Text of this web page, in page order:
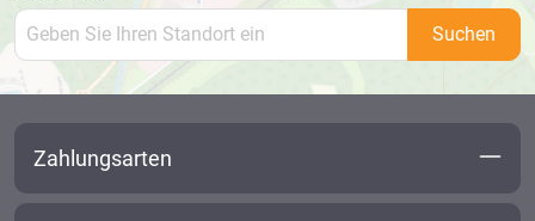
Suchen
Zahlungsarten